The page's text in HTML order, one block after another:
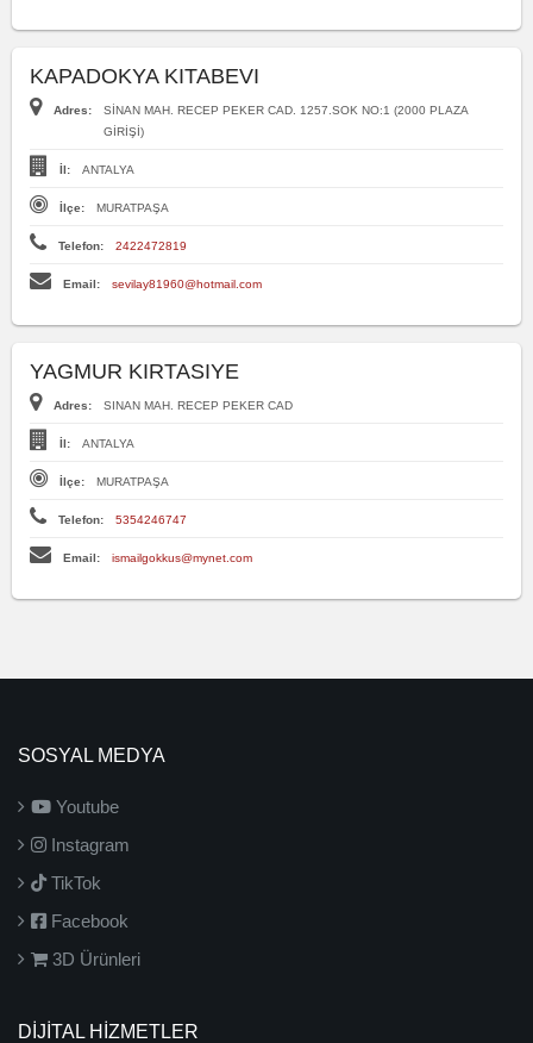
KAPADOKYA KITABEVI
Adres:
SİNAN MAH. RECEP PEKER CAD. 1257.SOK NO:1 (2000 PLAZA
GİRİŞİ)
İl: ANTALYA
İlçe: MURATPAŞA
Telefon: 2422472819
Email: sevilay81960@hotmail.com
YAGMUR KIRTASIYE
Adres: SINAN MAH. RECEP PEKER CAD
İl: ANTALYA
İlçe: MURATPAŞA
Telefon: 5354246747
Email: ismailgokkus@mynet.com
SOSYAL MEDYA
Youtube
Instagram
TikTok
Facebook
3D Ürünleri
DİJİTAL HİZMETLER